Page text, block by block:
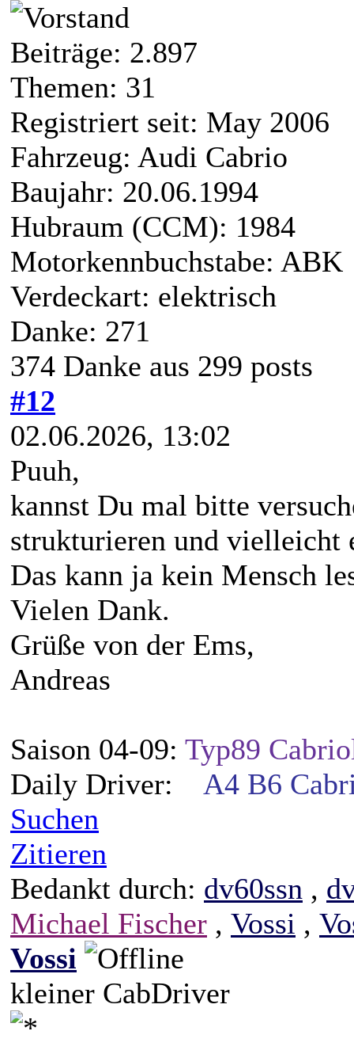
Beiträge: 2.897
Themen: 31
Registriert seit: May 2006
Fahrzeug: Audi Cabrio
Baujahr: 20.06.1994
Hubraum (CCM): 1984
Motorkennbuchstabe: ABK
Verdeckart: elektrisch
Danke: 271
374 Danke aus 299 posts
#12
02.06.2026, 13:02
Puuh,
kannst Du mal bitte
strukturieren und vielleicht
Das kann ja kein Mensch
Vielen Dank.
Grüße von der Ems,
Andreas
Saison 04-09: Typ89
Daily Driver: A4 B6
Suchen
Zitieren
Bedankt durch: dv60ssn ,
Michael Fischer , Vossi ,
Vossi
kleiner CabDriver